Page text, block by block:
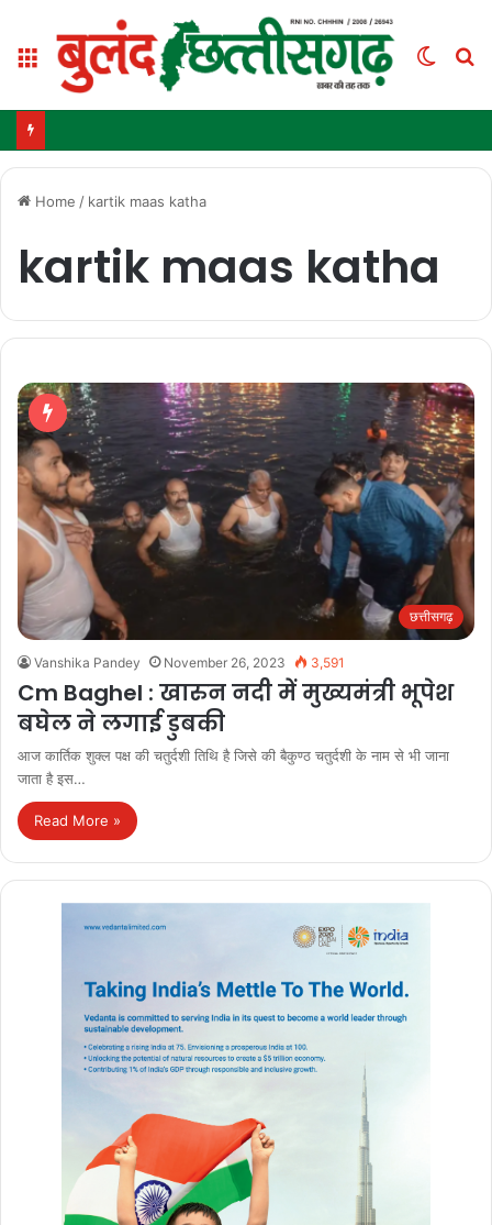
Menu
Switch
Home / kartik maas katha
kartik maas katha
छत्तीसगढ़
Vanshika Pandey November 26, 2023 3,591
Cm Baghel : खारुन नदी में मुख्यमंत्री भूपेश
बघेल ने लगाई डुबकी
आज कार्तिक शुक्ल पक्ष की चतुर्दशी तिथि है जिसे की बैकुण्ठ चतुर्दशी के नाम से भी जाना
जाता है इस…
Read More »